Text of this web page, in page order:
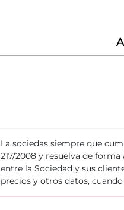
La sociedas siempre que
217/2008 y resuelva de
entre la Sociedad y sus
precios y otros datos,